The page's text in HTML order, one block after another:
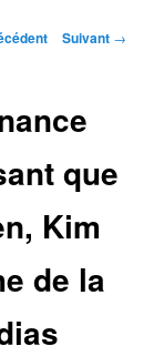
Suivant →
que
Kim
de la